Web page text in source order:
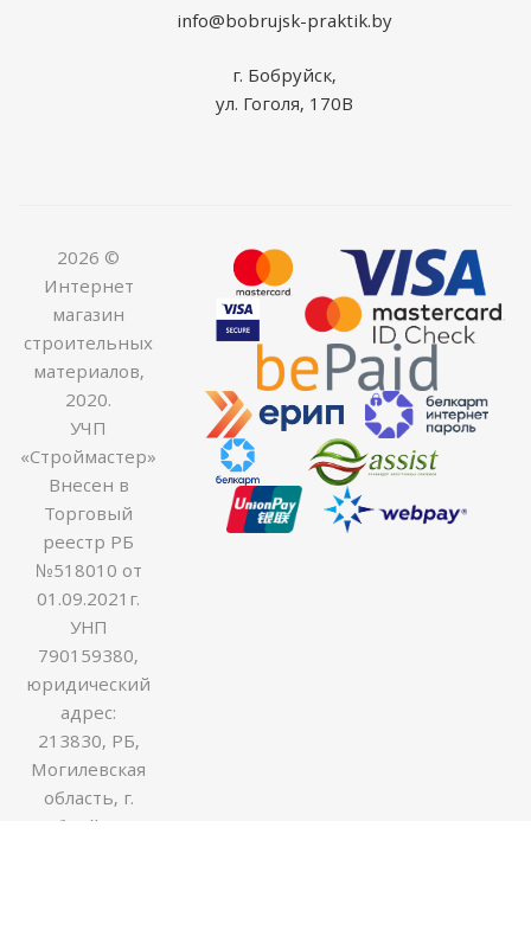
info@bobrujsk-praktik.by
г. Бобруйск,
ул. Гоголя, 170В
2026 ©
Интернет
магазин
строительных
материалов,
2020.
УЧП
«Строймастер»
Внесен в
Торговый
реестр РБ
№518010 от
01.09.2021г.
УНП
790159380,
юридический
адрес:
213830, РБ,
Могилевская
область, г.
Бобруйск ул.